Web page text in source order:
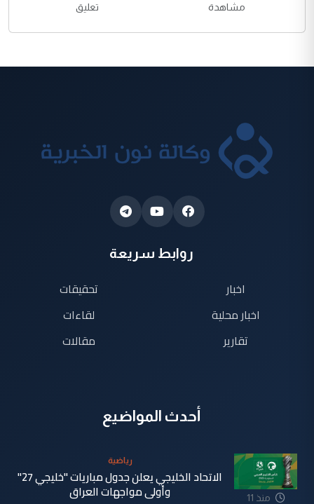
مشاهدة تعليق
روابط سريعة
اخبار
اخبار محلية
تقارير
تحقيقات
لقاءات
مقالات
أحدث المواضيع
منذ 11
رياضية
الاتحاد الخليجي يعلن جدول مباريات "خليجي 27"
وأولى مواجهات العراق